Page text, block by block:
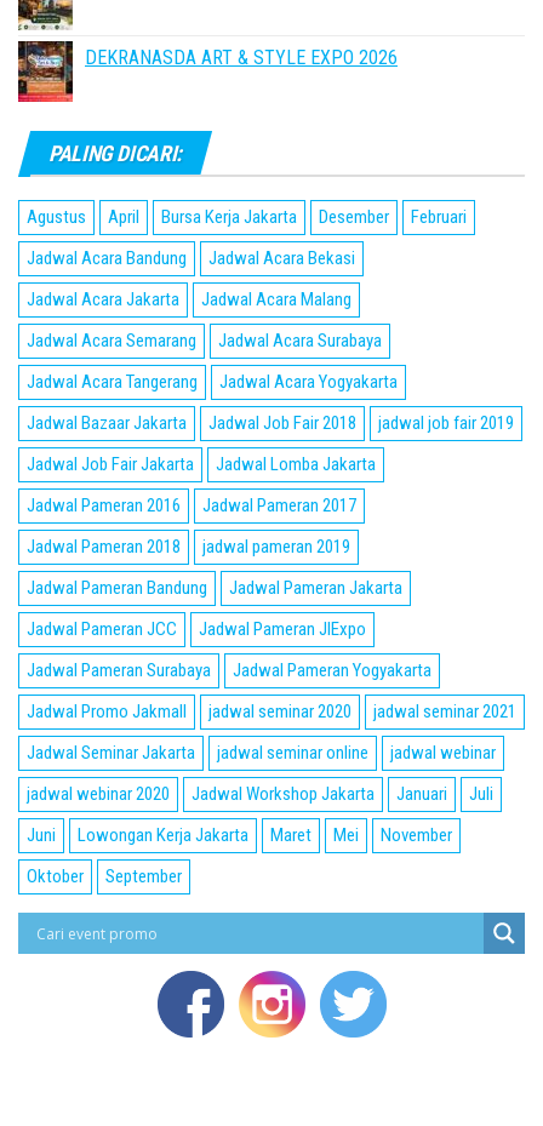
DEKRANASDA ART & STYLE EXPO 2026
PALING DICARI:
Agustus April Bursa Kerja Jakarta Desember
Februari
Jadwal Acara Bandung
Jadwal Acara Bekasi
Jadwal Acara Jakarta
Jadwal Acara Malang
Jadwal Acara Semarang
Jadwal Acara Surabaya
Jadwal Acara Tangerang
Jadwal Acara Yogyakarta
Jadwal Bazaar Jakarta
Jadwal Job Fair 2018
jadwal job fair 2019
Jadwal Job Fair Jakarta
Jadwal Lomba Jakarta
Jadwal Pameran 2016
Jadwal Pameran 2017
Jadwal Pameran 2018
jadwal pameran 2019
Jadwal Pameran Bandung
Jadwal Pameran Jakarta
Jadwal Pameran JCC
Jadwal Pameran JIExpo
Jadwal Pameran Surabaya
Jadwal Pameran Yogyakarta
Jadwal Promo Jakmall
jadwal seminar 2020
jadwal seminar 2021
Jadwal Seminar Jakarta
jadwal seminar online
jadwal webinar
jadwal webinar 2020
Jadwal Workshop Jakarta Januari
Juli
Juni
Lowongan Kerja Jakarta Maret Mei
November
Oktober
September